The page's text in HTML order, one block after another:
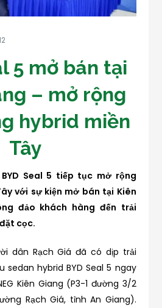
5 mở bán tại
– mở rộng
hybrid miền
Tây
Seal 5 tiếp tục mở rộng
với sự kiện mở bán tại Kiên
đảo khách hàng đến trải
cọc.
dân Rạch Giá đã có dịp trải
hybrid BYD Seal 5 ngay
Kiên Giang (P3-1 đường 3/2
Rạch Giá, tỉnh An Giang).